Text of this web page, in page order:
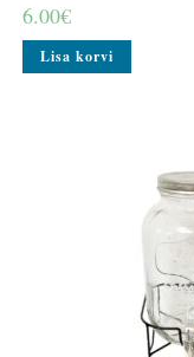
6.00€
Lisa korvi